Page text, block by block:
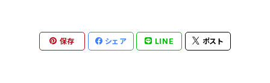
保存 シェア LINE ポスト